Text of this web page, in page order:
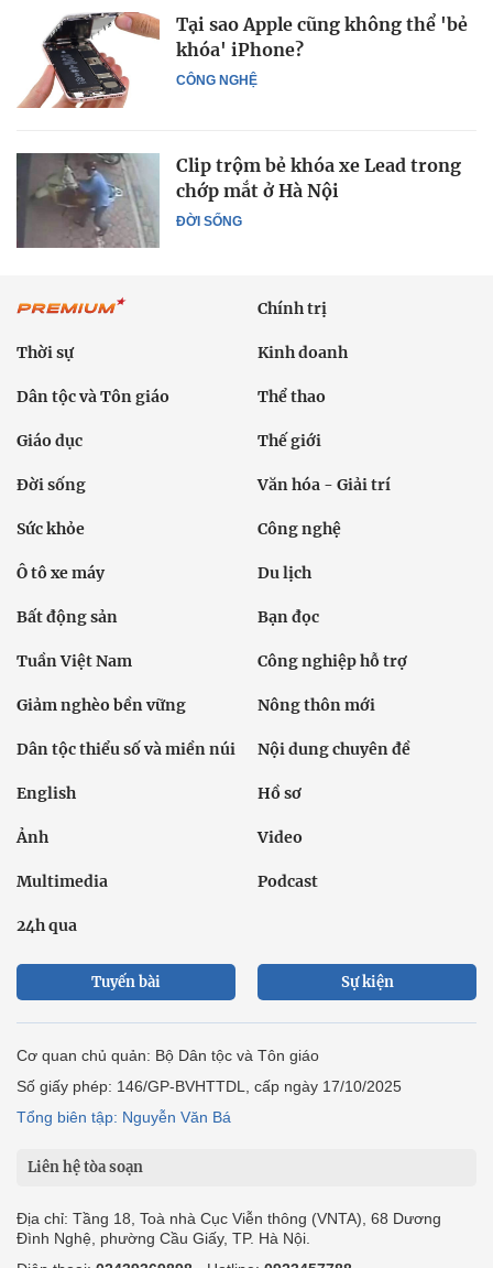
CÔNG NGHỆ
Tại sao Apple cũng không thể 'bẻ
khóa' iPhone?
ĐỜI SỐNG
Clip trộm bẻ khóa xe Lead trong
chớp mắt ở Hà Nội
Chính trị
Thời sự Kinh doanh
Dân tộc và Tôn giáo Thể thao
Giáo dục Thế giới
Đời sống Văn hóa - Giải trí
Sức khỏe Công nghệ
Ô tô xe máy Du lịch
Bất động sản Bạn đọc
Tuần Việt Nam Công nghiệp hỗ trợ
Giảm nghèo bền vững Nông thôn mới
Dân tộc thiểu số và miền núi Nội dung chuyên đề
English Hồ sơ
Ảnh Video
Multimedia Podcast
24h qua
Tuyến bài Sự kiện
Cơ quan chủ quản: Bộ Dân tộc và Tôn giáo
Số giấy phép: 146/GP-BVHTTDL, cấp ngày 17/10/2025
Tổng biên tập: Nguyễn Văn Bá
Liên hệ tòa soạn
Địa chỉ: Tầng 18, Toà nhà Cục Viễn thông (VNTA), 68 Dương
Đình Nghệ, phường Cầu Giấy, TP. Hà Nội.